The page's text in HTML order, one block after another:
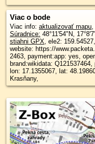
Viac o bode
Viac info: aktualizovať mapu,
Súradnice: 48°11'54"N,
stiahni GPX, ele2:
website: https://
2463, payment:app: yes,
brand:wikidata:
lon: 17.1355067, lat:
Krasňany,